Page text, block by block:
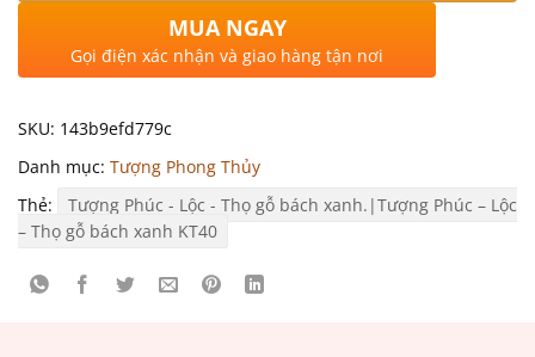
MUA NGAY
Gọi điện xác nhận và giao hàng tận nơi
SKU: 143b9efd779c
Danh mục: Tượng Phong Thủy
Thẻ:
Tượng Phúc - Lộc - Thọ gỗ bách xanh.|Tượng Phúc – Lộc
– Thọ gỗ bách xanh KT40